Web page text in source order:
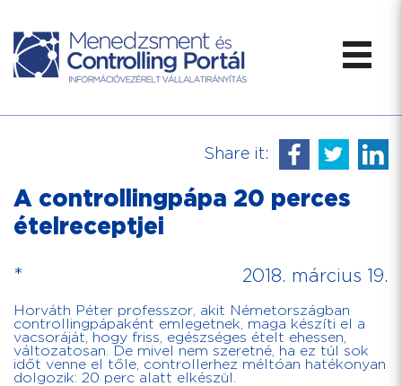
Share it:
A controllingpápa 20 perces
ételreceptjei
* 2018. március 19.
Horváth Péter professzor, akit Németországban
controllingpápaként emlegetnek, maga készíti el a
vacsoráját, hogy friss, egészséges ételt ehessen,
változatosan. De mivel nem szeretné, ha ez túl sok
időt venne el tőle, controllerhez méltóan hatékonyan
dolgozik: 20 perc alatt elkészül.